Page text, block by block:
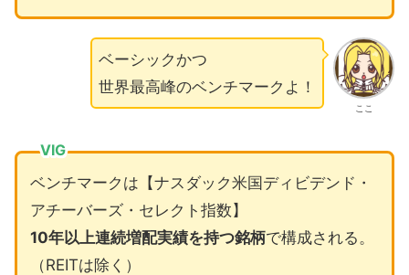
ここ
ベーシックかつ
世界最高峰のベンチマークよ！
VIG
ベンチマークは【ナスダック米国ディビデンド・
アチーバーズ・セレクト指数】
10年以上連続増配実績を持つ銘柄で構成される。
（REITは除く）